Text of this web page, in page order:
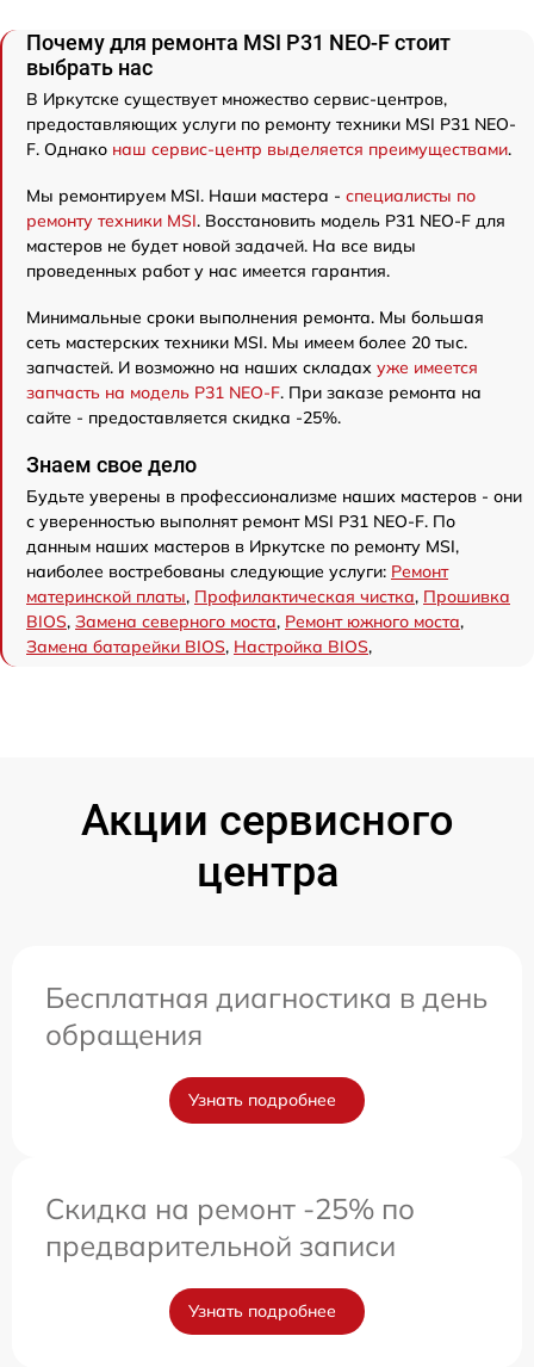
Почему для ремонта MSI P31 NEO-F стоит
выбрать нас
В Иркутске существует множество сервис-центров,
предоставляющих услуги по ремонту техники MSI P31 NEO-
F. Однако наш сервис-центр выделяется преимуществами.
Мы ремонтируем MSI. Наши мастера - специалисты по
ремонту техники MSI. Восстановить модель P31 NEO-F для
мастеров не будет новой задачей. На все виды
проведенных работ у нас имеется гарантия.
Минимальные сроки выполнения ремонта. Мы большая
сеть мастерских техники MSI. Мы имеем более 20 тыс.
запчастей. И возможно на наших складах уже имеется
запчасть на модель P31 NEO-F. При заказе ремонта на
сайте - предоставляется скидка -25%.
Знаем свое дело
Будьте уверены в профессионализме наших мастеров - они
с уверенностью выполнят ремонт MSI P31 NEO-F. По
данным наших мастеров в Иркутске по ремонту MSI,
наиболее востребованы следующие услуги: Ремонт
материнской платы, Профилактическая чистка, Прошивка
BIOS, Замена северного моста, Ремонт южного моста,
Замена батарейки BIOS, Настройка BIOS,
Акции сервисного
центра
Бесплатная диагностика в день
обращения
Узнать подробнее
Скидка на ремонт -25% по
предварительной записи
Узнать подробнее